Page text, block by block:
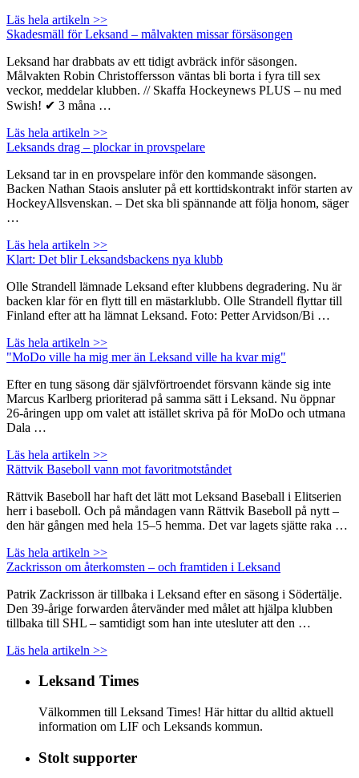
Läs hela artikeln >>
Skadesmäll för Leksand – målvakten missar försäsongen
Leksand har drabbats av ett tidigt avbräck inför säsongen.
Målvakten Robin Christoffersson väntas bli borta i fyra till sex
veckor, meddelar klubben. // Skaffa Hockeynews PLUS – nu med
Swish! ✔ 3 måna …
Läs hela artikeln >>
Leksands drag – plockar in provspelare
Leksand tar in en provspelare inför den kommande säsongen.
Backen Nathan Staois ansluter på ett korttidskontrakt inför starten av
HockeyAllsvenskan. – Det ska bli spännande att följa honom, säger
…
Läs hela artikeln >>
Klart: Det blir Leksandsbackens nya klubb
Olle Strandell lämnade Leksand efter klubbens degradering. Nu är
backen klar för en flytt till en mästarklubb. Olle Strandell flyttar till
Finland efter att ha lämnat Leksand. Foto: Petter Arvidson/Bi …
Läs hela artikeln >>
"MoDo ville ha mig mer än Leksand ville ha kvar mig"
Efter en tung säsong där självförtroendet försvann kände sig inte
Marcus Karlberg prioriterad på samma sätt i Leksand. Nu öppnar
26-åringen upp om valet att istället skriva på för MoDo och utmana
Dala …
Läs hela artikeln >>
Rättvik Baseboll vann mot favoritmotståndet
Rättvik Baseboll har haft det lätt mot Leksand Baseball i Elitserien
herr i baseboll. Och på måndagen vann Rättvik Baseboll på nytt –
den här gången med hela 15–5 hemma. Det var lagets sjätte raka …
Läs hela artikeln >>
Zackrisson om återkomsten – och framtiden i Leksand
Patrik Zackrisson är tillbaka i Leksand efter en säsong i Södertälje.
Den 39-årige forwarden återvänder med målet att hjälpa klubben
tillbaka till SHL – samtidigt som han inte utesluter att den …
Läs hela artikeln >>
Leksand Times
Välkommen till Leksand Times! Här hittar du alltid aktuell
information om LIF och Leksands kommun.
Stolt supporter